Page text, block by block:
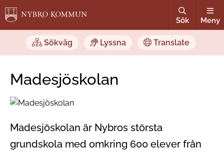
Sök Meny
Sökväg Lyssna Translate
Madesjöskolan
Madesjöskolan är Nybros största
grundskola med omkring 600 elever från